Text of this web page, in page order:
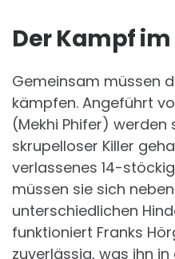
Der Kampf
Gemeinsam müssen
kämpfen. Angeführt
(Mekhi Phifer) werden
skrupelloser Killer
verlassenes 14-
müssen sie sich
unterschiedlichen
funktioniert Franks
zuverlässig, was ihn